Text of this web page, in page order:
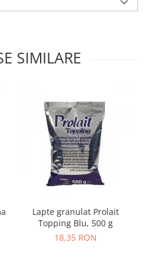
SIMILARE
Lapte granulat Prolait
Topping Blu, 500 g
18,35 RON